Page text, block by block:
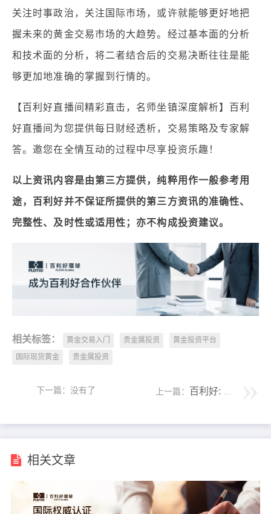
关注时事政治，关注国际市场，或许就能够更好地把
握未来的黄金交易市场的大趋势。经过基本面的分析
和技术面的分析，将二者结合后的交易决断往往是能
够更加地准确的掌握到行情的。
【百利好直播间精彩直击，名师坐镇深度解析】百利
好直播间为您提供每日财经透析，交易策略及专家解
答。邀您在全情互动的过程中尽享投资乐趣！
以上资讯内容是由第三方提供，纯粹用作一般参考用
途，百利好并不保证所提供的第三方资讯的准确性、
完整性、及时性或适用性；亦不构成投资建议。
相关标签： 黄金交易入门 贵金属投资
黄金投资平台
国际现货黄金
贵金属投资​
下一篇：没有了 上一篇： 百利好: 为什么炒黄金要学会止盈
相关文章